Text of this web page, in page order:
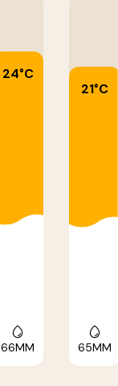
24°C
66MM
21°C
65MM